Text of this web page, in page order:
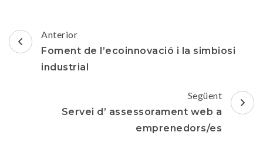
Post
Navigation
Anterior
Foment de l’ecoinnovació i la simbiosi
industrial
Següent
Servei d’ assessorament web a
emprenedors/es